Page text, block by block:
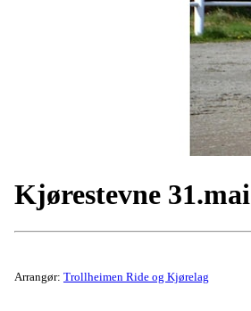
Kjørestevne 31.mai
Arrangør: Trollheimen Ride og Kjørelag